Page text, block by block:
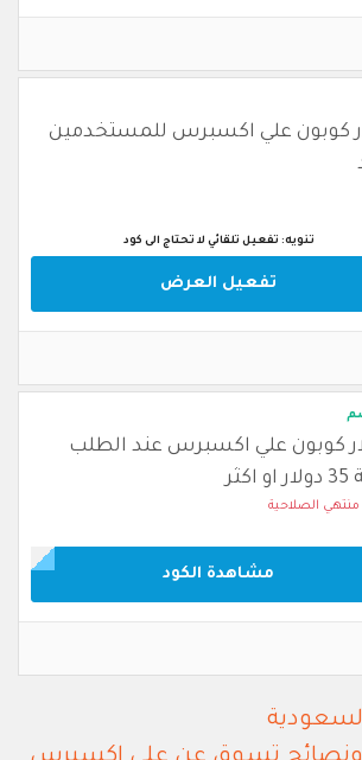
كوبون علي اكسبرس للمستخدمين
تنويه: تفعيل تلقائي لا تحتاج الى كود
تفعيل العرض
كوبون علي اكسبرس عند الطلب
منتهي الصلاحية
مشاهدة الكود